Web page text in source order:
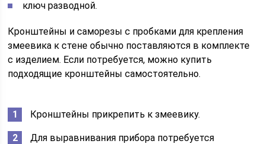
ключ разводной.
Кронштейны и саморезы с пробками для крепления
змеевика к стене обычно поставляются в комплекте
с изделием. Если потребуется, можно купить
подходящие кронштейны самостоятельно.
Кронштейны прикрепить к змеевику.
Для выравнивания прибора потребуется